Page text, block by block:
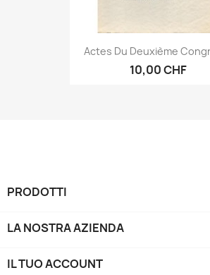
Actes Du Deuxième
10,00 CHF
PRODOTTI
LA NOSTRA AZIENDA
IL TUO ACCOUNT